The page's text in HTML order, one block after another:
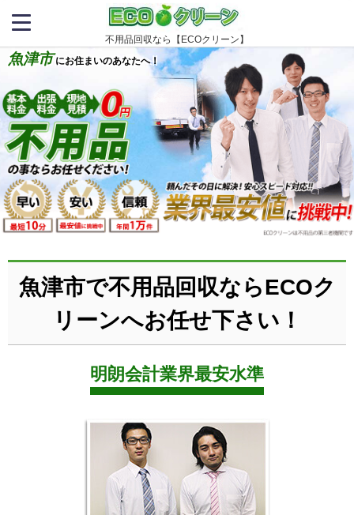
不用品回収なら【ECOクリーン】
魚津市 にお住まいのあなたへ！
魚津市で不用品回収ならECOク
リーンへお任せ下さい！
明朗会計業界最安水準